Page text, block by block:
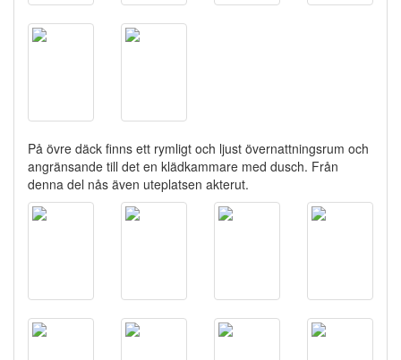
På övre däck finns ett rymligt och ljust övernattningsrum och
angränsande till det en klädkammare med dusch. Från
denna del nås även uteplatsen akterut.